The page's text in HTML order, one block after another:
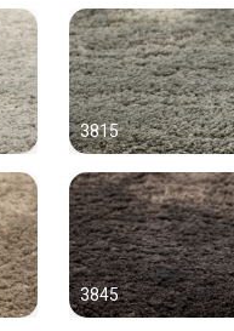
3815
3845